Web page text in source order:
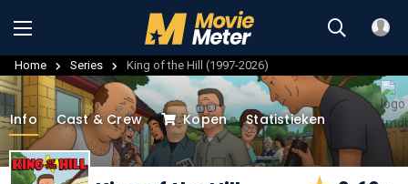
Home Series King of the Hill (1997-2026)
Info Cast & Crew Kopen Statistieken